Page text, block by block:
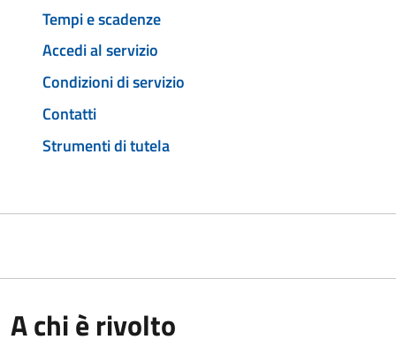
Tempi e scadenze
Accedi al servizio
Condizioni di servizio
Contatti
Strumenti di tutela
A chi è rivolto